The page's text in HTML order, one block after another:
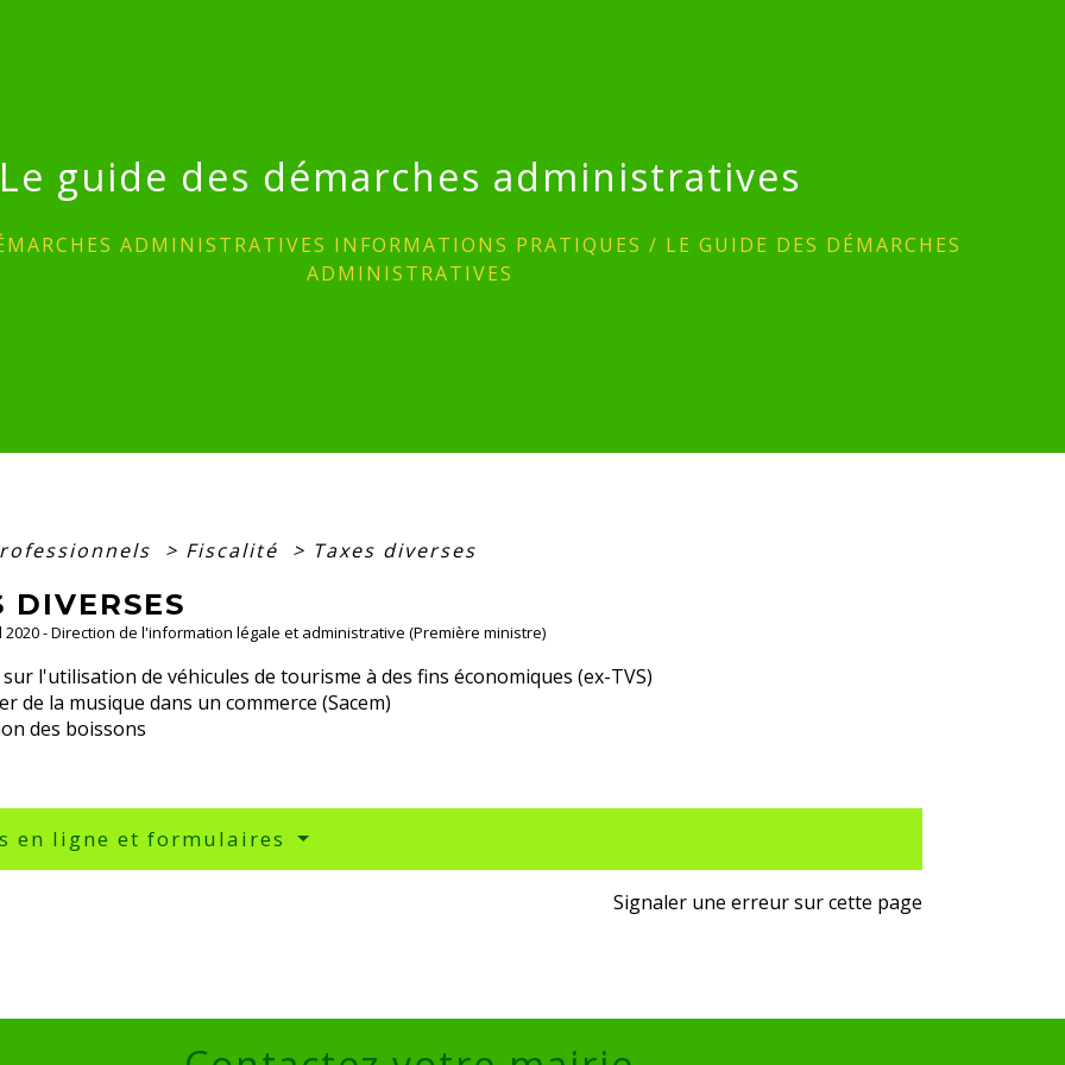
Le guide des démarches administratives
ADMINISTRATIVES INFORMATIONS PRATIQUES / LE GUIDE DES DÉMARCHES
ADMINISTRATIVES
> Fiscalité > Taxes diverses
DIVERSES
2020 - Direction de l'information légale et administrative (Première ministre)
sur l'utilisation de véhicules de tourisme à des fins économiques (ex-TVS)
de la musique dans un commerce (Sacem)
des boissons
en ligne et formulaires
Signaler une erreur sur cette page